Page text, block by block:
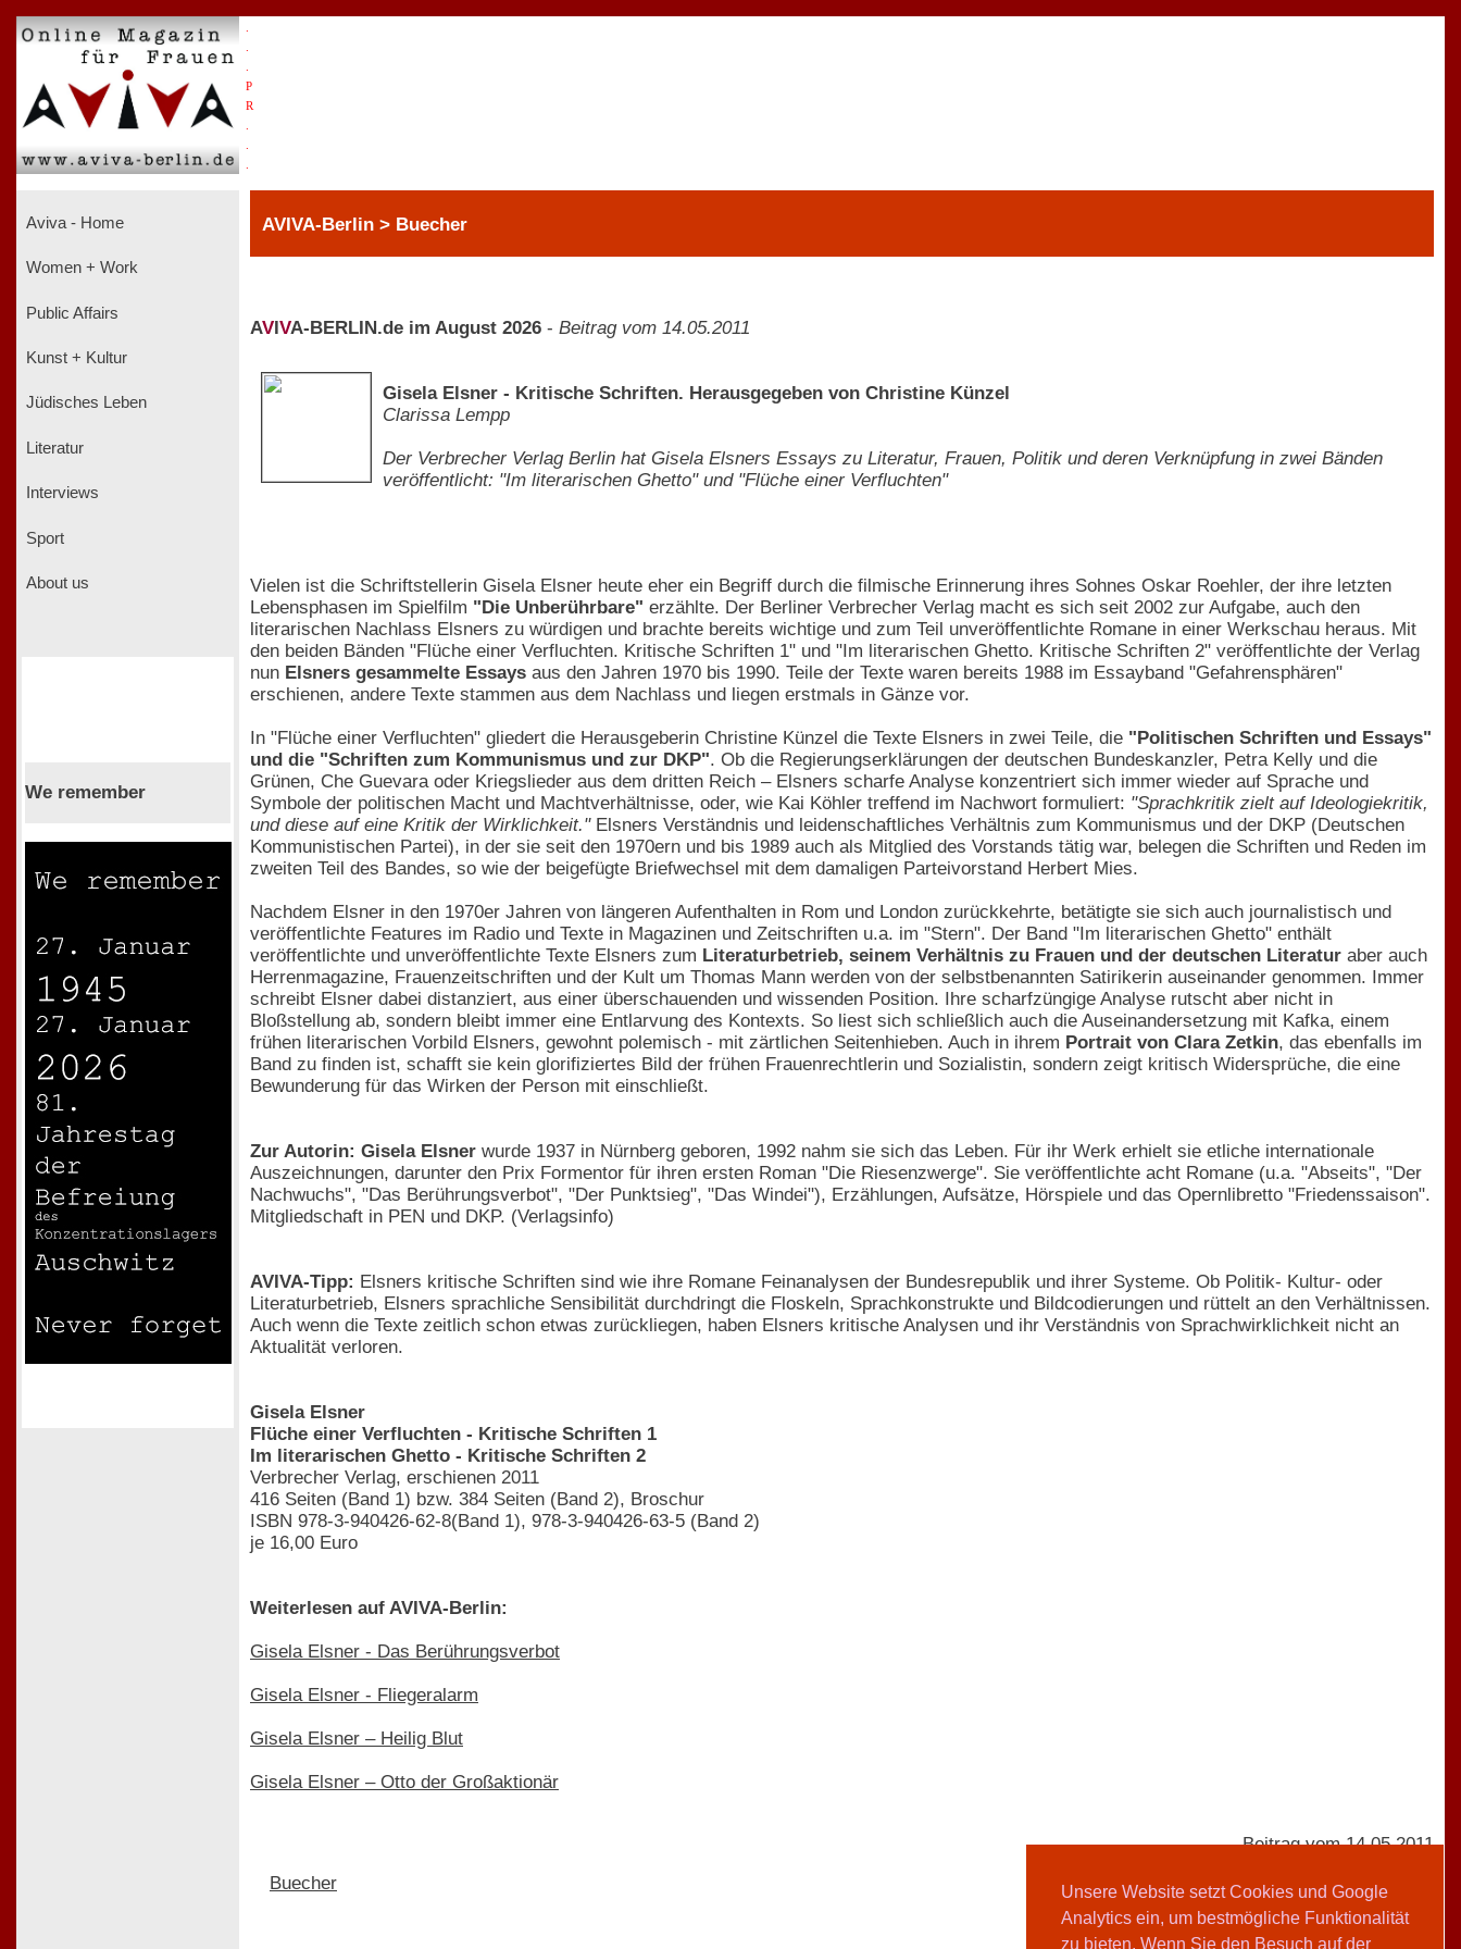
Unsere Website setzt Cookies und Google
Analytics ein, um bestmögliche Funktionalität
zu bieten. Wenn Sie den Besuch auf der
P
R
Aviva - Home
Women + Work
Public Affairs
Kunst + Kultur
Jüdisches Leben
Literatur
Interviews
Sport
About us
We remember
AVIVA-Berlin > Buecher
AV VA-BERLIN.de im August 2026 - Beitrag vom 14.05.2011
Gisela Elsner - Kritische Schriften. Herausgegeben von Christine Künzel
Clarissa Lempp
Der Verbrecher Verlag Berlin hat Gisela Elsners Essays zu Literatur, Frauen, Politik und deren Verknüpfung in zwei Bänden
veröffentlicht: "Im literarischen Ghetto" und "Flüche einer Verfluchten"
Vielen ist die Schriftstellerin Gisela Elsner heute eher ein Begriff durch die filmische Erinnerung ihres Sohnes Oskar Roehler, der ihre letzten
Lebensphasen im Spielfilm "Die Unberührbare" erzählte. Der Berliner Verbrecher Verlag macht es sich seit 2002 zur Aufgabe, auch den
literarischen Nachlass Elsners zu würdigen und brachte bereits wichtige und zum Teil unveröffentlichte Romane in einer Werkschau heraus. Mit
den beiden Bänden "Flüche einer Verfluchten. Kritische Schriften 1" und "Im literarischen Ghetto. Kritische Schriften 2" veröffentlichte der Verlag
nun Elsners gesammelte Essays aus den Jahren 1970 bis 1990. Teile der Texte waren bereits 1988 im Essayband "Gefahrensphären"
erschienen, andere Texte stammen aus dem Nachlass und liegen erstmals in Gänze vor.
In "Flüche einer Verfluchten" gliedert die Herausgeberin Christine Künzel die Texte Elsners in zwei Teile, die "Politischen Schriften und Essays"
und die "Schriften zum Kommunismus und zur DKP". Ob die Regierungserklärungen der deutschen Bundeskanzler, Petra Kelly und die
Grünen, Che Guevara oder Kriegslieder aus dem dritten Reich – Elsners scharfe Analyse konzentriert sich immer wieder auf Sprache und
Symbole der politischen Macht und Machtverhältnisse, oder, wie Kai Köhler treffend im Nachwort formuliert: "Sprachkritik zielt auf Ideologiekritik,
und diese auf eine Kritik der Wirklichkeit."Elsners Verständnis und leidenschaftliches Verhältnis zum Kommunismus und der DKP (Deutschen
Kommunistischen Partei), in der sie seit den 1970ern und bis 1989 auch als Mitglied des Vorstands tätig war, belegen die Schriften und Reden im
zweiten Teil des Bandes, so wie der beigefügte Briefwechsel mit dem damaligen Parteivorstand Herbert Mies.
Nachdem Elsner in den 1970er Jahren von längeren Aufenthalten in Rom und London zurückkehrte, betätigte sie sich auch journalistisch und
veröffentlichte Features im Radio und Texte in Magazinen und Zeitschriften u.a. im "Stern". Der Band "Im literarischen Ghetto" enthält
veröffentlichte und unveröffentlichte Texte Elsners zum Literaturbetrieb, seinem Verhältnis zu Frauen und der deutschen Literatur aber auch
Herrenmagazine, Frauenzeitschriften und der Kult um Thomas Mann werden von der selbstbenannten Satirikerin auseinander genommen. Immer
schreibt Elsner dabei distanziert, aus einer überschauenden und wissenden Position. Ihre scharfzüngige Analyse rutscht aber nicht in
Bloßstellung ab, sondern bleibt immer eine Entlarvung des Kontexts. So liest sich schließlich auch die Auseinandersetzung mit Kafka, einem
frühen literarischen Vorbild Elsners, gewohnt polemisch - mit zärtlichen Seitenhieben. Auch in ihrem Portrait von Clara Zetkin, das ebenfalls im
Band zu finden ist, schafft sie kein glorifiziertes Bild der frühen Frauenrechtlerin und Sozialistin, sondern zeigt kritisch Widersprüche, die eine
Bewunderung für das Wirken der Person mit einschließt.
Zur Autorin: Gisela Elsner wurde 1937 in Nürnberg geboren, 1992 nahm sie sich das Leben. Für ihr Werk erhielt sie etliche internationale
Auszeichnungen, darunter den Prix Formentor für ihren ersten Roman "Die Riesenzwerge". Sie veröffentlichte acht Romane (u.a. "Abseits", "Der
Nachwuchs", "Das Berührungsverbot", "Der Punktsieg", "Das Windei"), Erzählungen, Aufsätze, Hörspiele und das Opernlibretto "Friedenssaison".
Mitgliedschaft in PEN und DKP. (Verlagsinfo)
AVIVA-Tipp: Elsners kritische Schriften sind wie ihre Romane Feinanalysen der Bundesrepublik und ihrer Systeme. Ob Politik- Kultur- oder
Literaturbetrieb, Elsners sprachliche Sensibilität durchdringt die Floskeln, Sprachkonstrukte und Bildcodierungen und rüttelt an den Verhältnissen.
Auch wenn die Texte zeitlich schon etwas zurückliegen, haben Elsners kritische Analysen und ihr Verständnis von Sprachwirklichkeit nicht an
Aktualität verloren.
Gisela Elsner
Flüche einer Verfluchten - Kritische Schriften 1
Im literarischen Ghetto - Kritische Schriften 2
Verbrecher Verlag, erschienen 2011
416 Seiten (Band 1) bzw. 384 Seiten (Band 2), Broschur
ISBN 978-3-940426-62-8(Band 1), 978-3-940426-63-5 (Band 2)
je 16,00 Euro
Weiterlesen auf AVIVA-Berlin:
Gisela Elsner - Das Berührungsverbot
Gisela Elsner - Fliegeralarm
Gisela Elsner – Heilig Blut
Gisela Elsner – Otto der Großaktionär
Buecher
Beitrag vom 14.05.2011
Clarissa Lempp